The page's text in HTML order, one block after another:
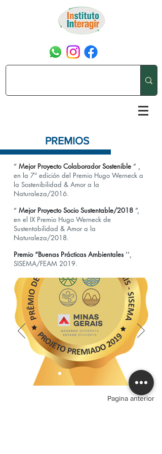
PREMIOS
“ Mejor Proyecto Colaborador Sostenible ” ,
en la 7ª edición del Premio Hugo Werneck a
la Sostenibilidad & Amor a la
Naturaleza/2016.
“ Mejor Proyecto Socio Sustentable/2018 ”,
en el IX Premio Hugo Werneck de
Sustentabilidad & Amor a la
Naturaleza/2018.
Premio “Buenas Prácticas Ambientales'',
SISEMA/FEAM 2019.
Pagina anterior